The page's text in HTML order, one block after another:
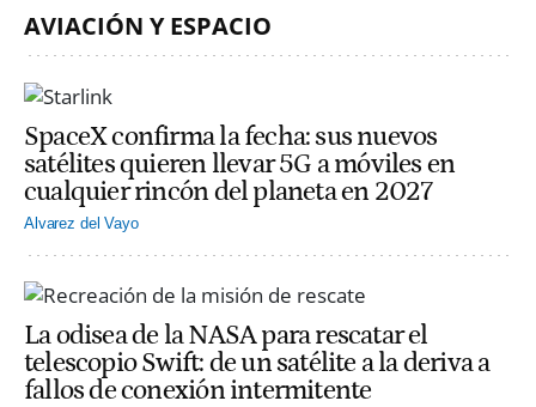
AVIACIÓN Y ESPACIO
SpaceX confirma la fecha: sus nuevos
satélites quieren llevar 5G a móviles en
cualquier rincón del planeta en 2027
Alvarez del Vayo
La odisea de la NASA para rescatar el
telescopio Swift: de un satélite a la deriva a
fallos de conexión intermitente